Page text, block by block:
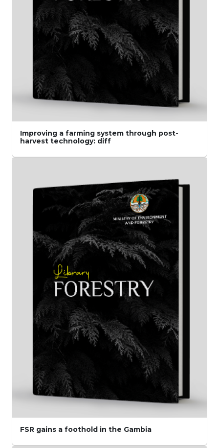
Improving a farming system through post-
harvest technology: diff
FSR gains a foothold in the Gambia